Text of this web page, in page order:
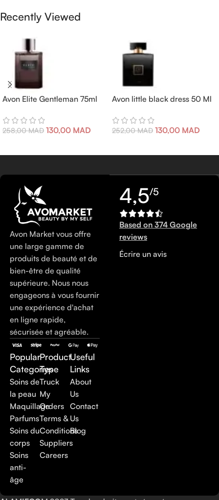
Recently Viewed
Avon Elite Gentleman 75ml
258,00MAD 130,00 MAD
Avon little black dress 50 Ml
252,00MAD 130,00 MAD
Avon Market vous offre
une large gamme de
produits de beauté et de
bien-être de qualité
supérieure. Nous nous
engageons à vous fournir
une expérience d'achat
en ligne rapide,
sécurisée et agréable.
Popular
Categories
Soins de
la peau
Maquillage
Parfums
Soins du
corps
Soins
anti-
âge
Product
Type
Truck
My
Orders
Terms &
Conditions
Suppliers
Careers
Useful
Links
About
Us
Contact
Us
Blog
4,5/5
Based on 374 Google
reviews
Écrire un avis